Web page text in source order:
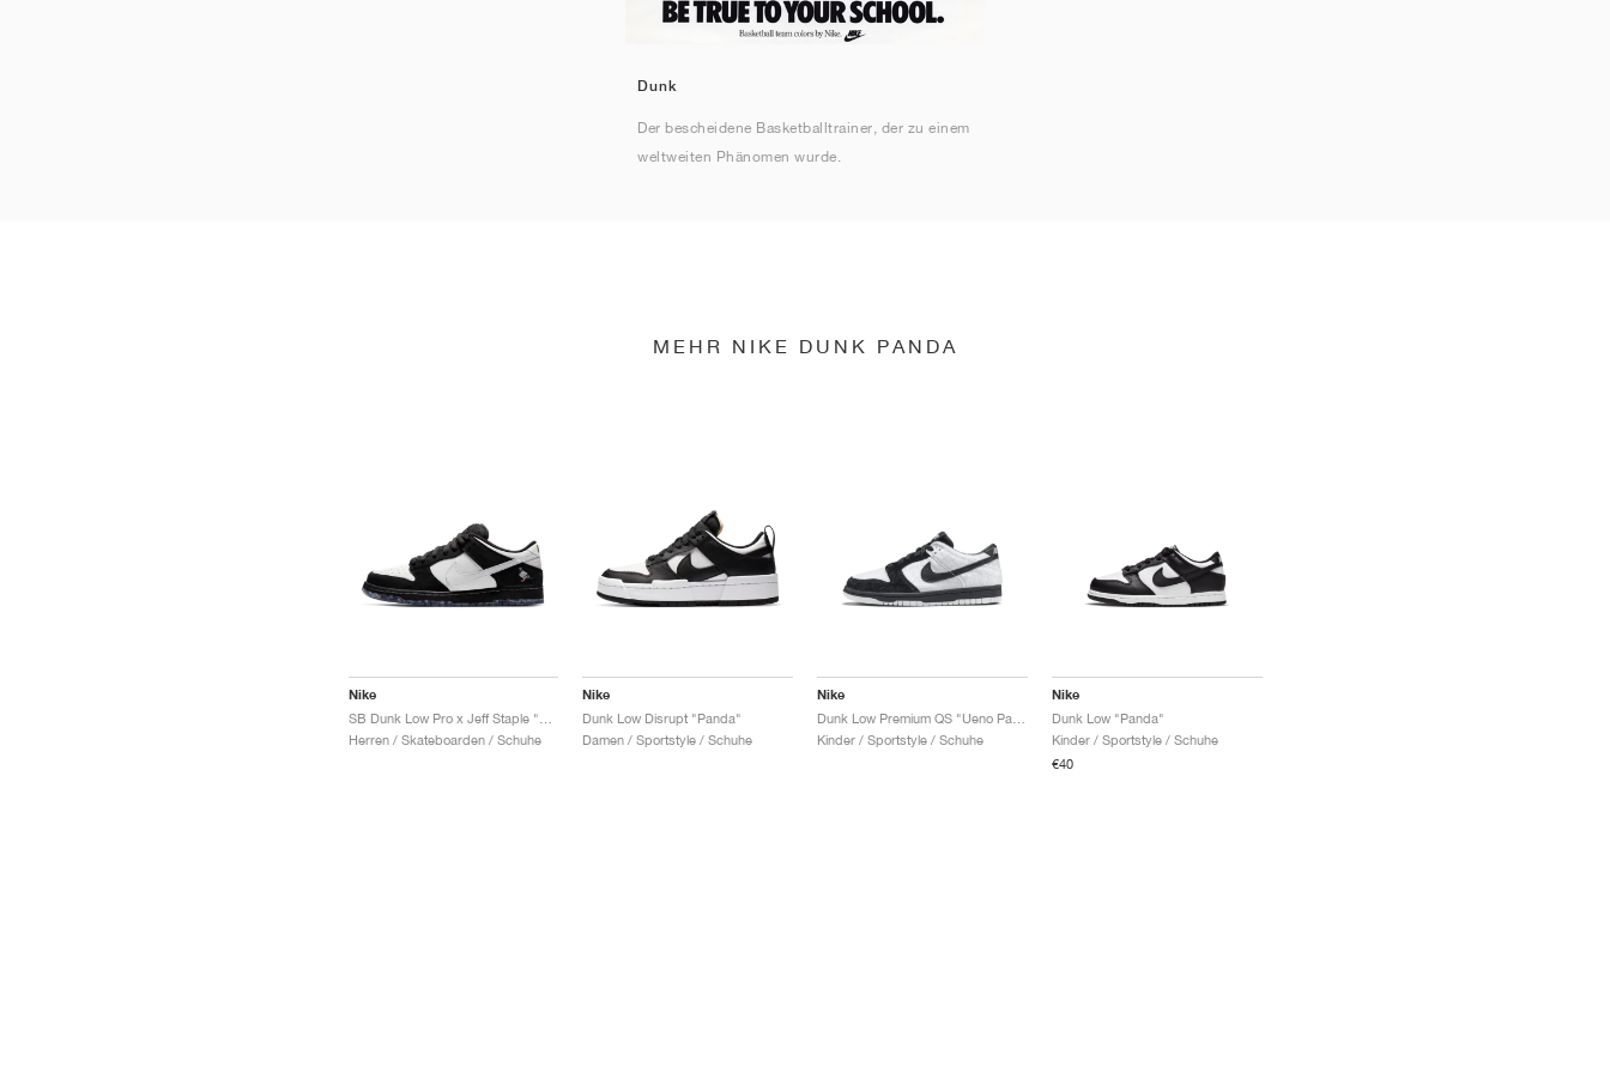
Dunk
Der bescheidene Basketballtrainer, der zu einem
weltweiten Phänomen wurde.
MEHR NIKE DUNK PANDA
Nike
Herren / Skateboarden / Schuhe
Nike
Dunk Low Disrupt "Panda"
Damen / Sportstyle / Schuhe
Nike
Kinder / Sportstyle / Schuhe
Nike
Dunk Low "Panda"
Kinder / Sportstyle / Schuhe
€40